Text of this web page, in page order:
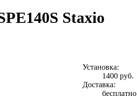
Staxio
Установка:
1400 руб.
Доставка:
бесплатно